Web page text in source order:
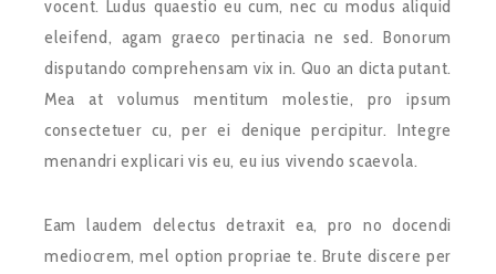
vocent. Ludus quaestio eu cum, nec cu modus aliquid
eleifend, agam graeco pertinacia ne sed. Bonorum
disputando comprehensam vix in. Quo an dicta putant.
Mea at volumus mentitum molestie, pro ipsum
consectetuer cu, per ei denique percipitur. Integre
menandri explicari vis eu, eu ius vivendo scaevola.
Eam laudem delectus detraxit ea, pro no docendi
mediocrem, mel option propriae te. Brute discere per